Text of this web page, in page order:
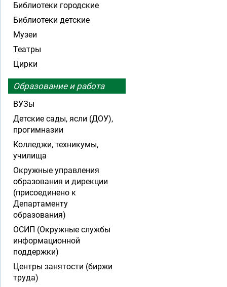
Библиотеки городские
Библиотеки детские
Музеи
Театры
Цирки
Образование и работа
ВУЗы
Детские сады, ясли (ДОУ),
прогимназии
Колледжи, техникумы,
училища
Окружные управления
образования и дирекции
(присоединено к
Департаменту
образования)
ОСИП (Окружные службы
информационной
поддержки)
Центры занятости (биржи
труда)